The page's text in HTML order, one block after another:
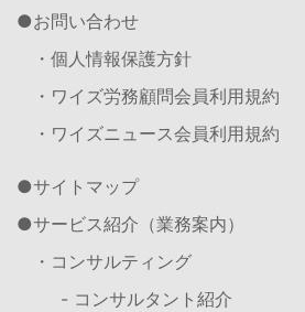
お問い合わせ
・個人情報保護方針
・ワイズ労務顧問会員利用規約
・ワイズニュース会員利用規約
サイトマップ
サービス紹介（業務案内）
・コンサルティング
- コンサルタント紹介